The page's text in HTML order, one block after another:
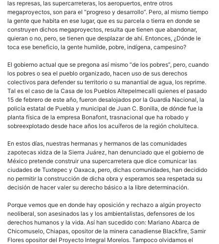
las represas, las supercarreteras, los aeropuertos, entre otros
megaproyectos, son para el “progreso y desarrollo”. Pero, al mismo tiempo
la gente que habita en ese lugar, que es su parcela o tierra en donde se
construyen dichos megaproyectos, resulta que tienen que abandonar,
quieran o no, pero, se tienen que desplazar de ahí. Entonces, ¿Dónde le
toca ese beneficio, la gente humilde, pobre, indígena, campesino?
El gobierno actual que se pregona así mismo “de los pobres”, pero, cuando
los pobres o sea el pueblo organizado, hacen uso de sus derechos
colectivos para defender su territorio o su manantial de agua, los reprime.
Tal es el caso de la Casa de los Pueblos Altepelmecalli quienes el pasado
15 de febrero de este año, fueron desalojados por la Guardia Nacional, la
policía estatal de Puebla y municipal de Juan C. Bonilla, de dónde fue la
planta física de la empresa Bonafont, trasnacional que ha robado y
sobreexplotado desde hace años los acuíferos de la región cholulteca.
En estos días, nuestras hermanas y hermanos de las comunidades
zapotecas xidza de la Sierra Juárez, han denunciado que el gobierno de
México pretende construir una supercarretera que dice comunicar las
ciudades de Tuxtepec y Oaxaca, pero, dichas comunidades, han decidido
no permitir la construcción de dicha obra y esperamos sea respetada su
decisión de hacer valer su derecho básico a la libre determinación.
Porque vemos que en donde hay oposición y rechazo a algún proyecto
neoliberal, son asesinados las y los ambientalistas, defensores de los
derechos humanos y la vida. Así han sucedido con: Mariano Abarca de
Chicomuselo, Chiapas, opositor de la minera canadiense Blackfire, Samir
Flores opositor del Proyecto Integral Morelos. Tampoco olvidamos el